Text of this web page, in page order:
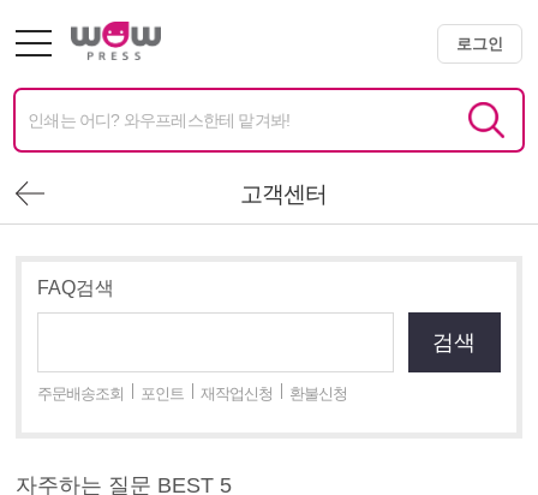
로그인
고객센터
FAQ검색
검색
주문배송조회 포인트 재작업신청 환불신청
자주하는 질문 BEST 5